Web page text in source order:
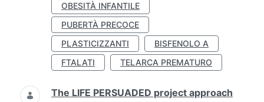
OBESITÀ INFANTILE
PUBERTÀ PRECOCE
PLASTICIZZANTI
BISFENOLO A
FTALATI
TELARCA PREMATURO
The LIFE PERSUADED project approach